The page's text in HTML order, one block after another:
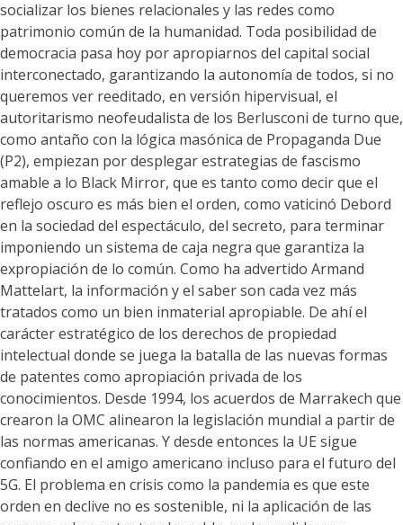
socializar los bienes relacionales y las redes como
patrimonio común de la humanidad. Toda posibilidad de
democracia pasa hoy por apropiarnos del capital social
interconectado, garantizando la autonomía de todos, si no
queremos ver reeditado, en versión hipervisual, el
autoritarismo neofeudalista de los Berlusconi de turno que,
como antaño con la lógica masónica de Propaganda Due
(P2), empiezan por desplegar estrategias de fascismo
amable a lo Black Mirror, que es tanto como decir que el
reflejo oscuro es más bien el orden, como vaticinó Debord
en la sociedad del espectáculo, del secreto, para terminar
imponiendo un sistema de caja negra que garantiza la
expropiación de lo común. Como ha advertido Armand
Mattelart, la información y el saber son cada vez más
tratados como un bien inmaterial apropiable. De ahí el
carácter estratégico de los derechos de propiedad
intelectual donde se juega la batalla de las nuevas formas
de patentes como apropiación privada de los
conocimientos. Desde 1994, los acuerdos de Marrakech que
crearon la OMC alinearon la legislación mundial a partir de
las normas americanas. Y desde entonces la UE sigue
confiando en el amigo americano incluso para el futuro del
5G. El problema en crisis como la pandemia es que este
orden en declive no es sostenible, ni la aplicación de las